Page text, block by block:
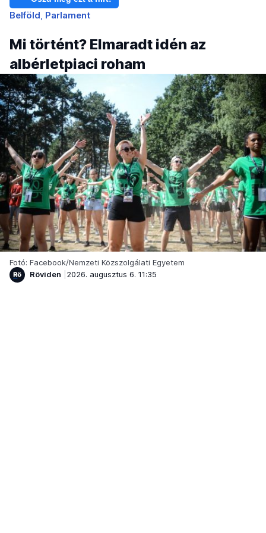
Belföld Parlament
Mi történt? Elmaradt idén az
albérletpiaci roham
Fotó: Facebook/Nemzeti Közszolgálati Egyetem
Röviden
2026. augusztus 6. 11:35